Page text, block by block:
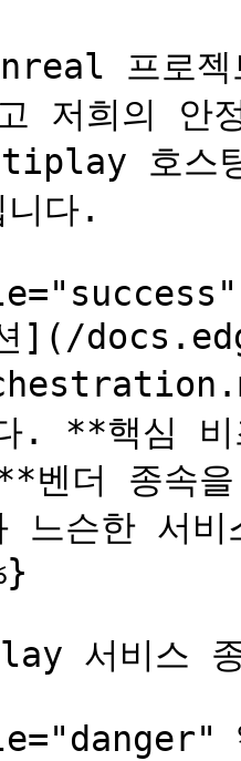
프로젝
저희의 안
호스
다.
션](/
. **핵심
벤더 종속
느슨한 서
서비스